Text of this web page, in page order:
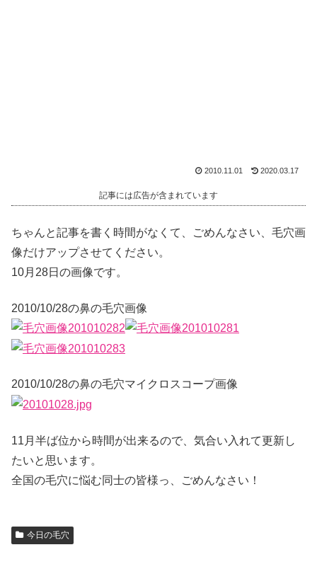
2010.11.01 2020.03.17
記事には広告が含まれています
ちゃんと記事を書く時間がなくて、ごめんなさい、毛穴画
像だけアップさせてください。
10月28日の画像です。
2010/10/28の鼻の毛穴画像
2010/10/28の鼻の毛穴マイクロスコープ画像
11月半ば位から時間が出来るので、気合い入れて更新し
たいと思います。
全国の毛穴に悩む同士の皆様っ、ごめんなさい！
今日の毛穴